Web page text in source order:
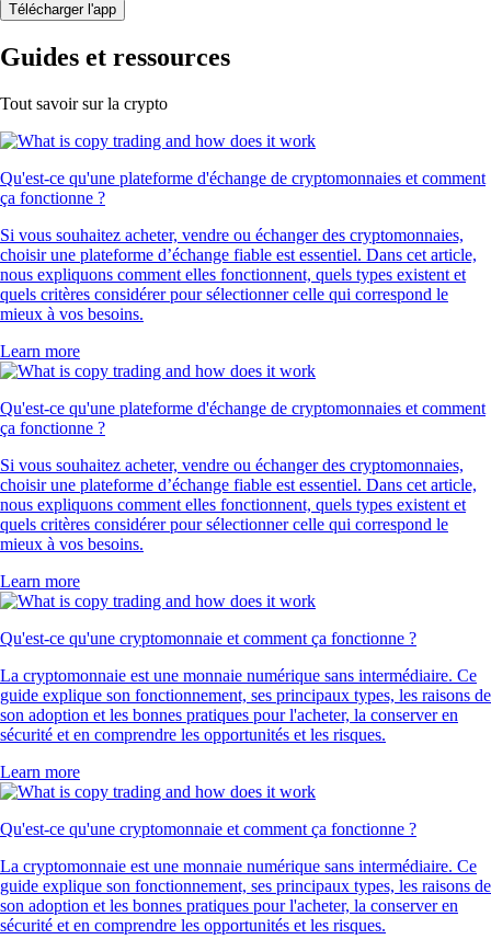
Télécharger l'app
Guides et ressources
Tout savoir sur la crypto
Qu'est-ce qu'une plateforme d'échange de cryptomonnaies et comment
ça fonctionne ?
Si vous souhaitez acheter, vendre ou échanger des cryptomonnaies,
choisir une plateforme d’échange fiable est essentiel. Dans cet article,
nous expliquons comment elles fonctionnent, quels types existent et
quels critères considérer pour sélectionner celle qui correspond le
mieux à vos besoins.
Learn more
Qu'est-ce qu'une plateforme d'échange de cryptomonnaies et comment
ça fonctionne ?
Si vous souhaitez acheter, vendre ou échanger des cryptomonnaies,
choisir une plateforme d’échange fiable est essentiel. Dans cet article,
nous expliquons comment elles fonctionnent, quels types existent et
quels critères considérer pour sélectionner celle qui correspond le
mieux à vos besoins.
Learn more
Qu'est-ce qu'une cryptomonnaie et comment ça fonctionne ?
La cryptomonnaie est une monnaie numérique sans intermédiaire. Ce
guide explique son fonctionnement, ses principaux types, les raisons de
son adoption et les bonnes pratiques pour l'acheter, la conserver en
sécurité et en comprendre les opportunités et les risques.
Learn more
Qu'est-ce qu'une cryptomonnaie et comment ça fonctionne ?
La cryptomonnaie est une monnaie numérique sans intermédiaire. Ce
guide explique son fonctionnement, ses principaux types, les raisons de
son adoption et les bonnes pratiques pour l'acheter, la conserver en
sécurité et en comprendre les opportunités et les risques.